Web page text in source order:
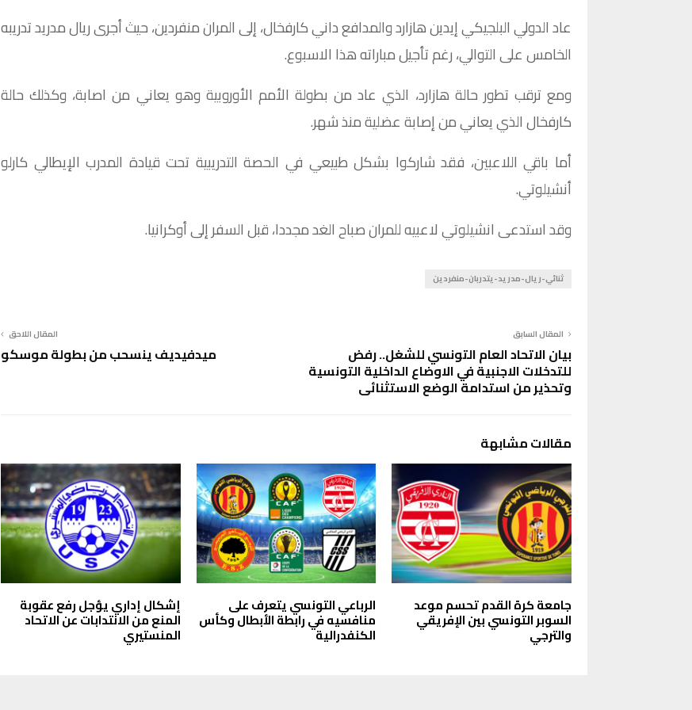
عاد الدولي البلجيكي إيدين ​هازارد​ والمدافع داني ​كارفخال​، إلى المران منفردين، حيث أجرى ​ريال مدريد​ تدريبه
الخامس على التوالي، رغم تأجيل مباراته هذا الاسبوع.
ومع ترقب تطور حالة هازارد، الذي عاد من بطولة الأمم الأوروبية وهو يعاني من اصابة، وكذلك حالة
كارفخال الذي يعاني من إصابة عضلية منذ شهر.
أما باقي اللاعبين، فقد شاركوا بشكل طبيعي في الحصة التدريبية تحت قيادة المدرب الإيطالي كارلو
أنشيلوتي.
وقد استدعى انشيلوتي لاعبيه للمران صباح الغد مجددا، قبل السفر إلى أوكرانيا.
ثنائي-ريال-مدريد-يتدربان-منفردين
المقال السابق
بيان الاتحاد العام التونسي للشغل.. رفض
للتدخلات الاجنبية في الاوضاع الداخلية التونسية
وتحذير من استدامة الوضع الاستثنائي
المقال اللاحق
ميدفيديف ينسحب من بطولة موسكو
مقالات مشابهة
جامعة كرة القدم تحسم موعد
السوبر التونسي بين الإفريقي
والترجي
الرباعي التونسي يتعرف على
منافسيه في رابطة الأبطال وكأس
الكنفدرالية
إشكال إداري يؤجل رفع عقوبة
المنع من الانتدابات عن الاتحاد
المنستيري